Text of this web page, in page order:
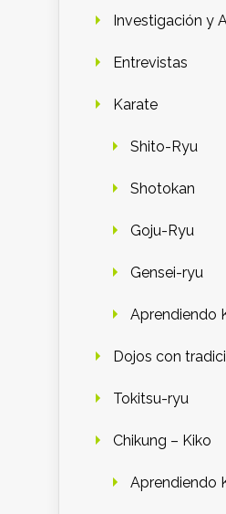
Investigación y
Entrevistas
Karate
Shito-Ryu
Shotokan
Goju-Ryu
Gensei-ryu
Aprendiendo
Dojos con
Tokitsu-ryu
Chikung – Kiko
Aprendiendo